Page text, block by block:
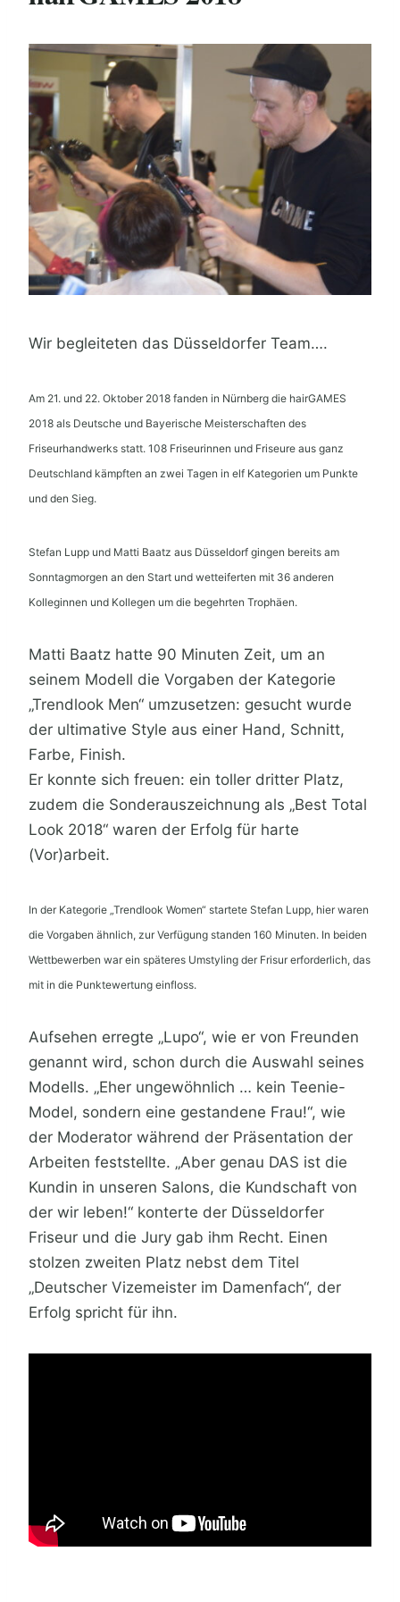
Wir begleiteten das Düsseldorfer Team….
Am 21. und 22. Oktober 2018 fanden in Nürnberg die hairGAMES
2018 als Deutsche und Bayerische Meisterschaften des
Friseurhandwerks statt. 108 Friseurinnen und Friseure aus ganz
Deutschland kämpften an zwei Tagen in elf Kategorien um Punkte
und den Sieg.
Stefan Lupp und Matti Baatz aus Düsseldorf gingen bereits am
Sonntagmorgen an den Start und wetteiferten mit 36 anderen
Kolleginnen und Kollegen um die begehrten Trophäen.
Matti Baatz hatte 90 Minuten Zeit, um an
seinem Modell die Vorgaben der Kategorie
„Trendlook Men“ umzusetzen: gesucht wurde
der ultimative Style aus einer Hand, Schnitt,
Farbe, Finish.
Er konnte sich freuen: ein toller dritter Platz,
zudem die Sonderauszeichnung als „Best Total
Look 2018“ waren der Erfolg für harte
(Vor)arbeit.
In der Kategorie „Trendlook Women“ startete Stefan Lupp, hier waren
die Vorgaben ähnlich, zur Verfügung standen 160 Minuten. In beiden
Wettbewerben war ein späteres Umstyling der Frisur erforderlich, das
mit in die Punktewertung einfloss.
Aufsehen erregte „Lupo“, wie er von Freunden
genannt wird, schon durch die Auswahl seines
Modells. „Eher ungewöhnlich … kein Teenie-
Model, sondern eine gestandene Frau!“, wie
der Moderator während der Präsentation der
Arbeiten feststellte. „Aber genau DAS ist die
Kundin in unseren Salons, die Kundschaft von
der wir leben!“ konterte der Düsseldorfer
Friseur und die Jury gab ihm Recht. Einen
stolzen zweiten Platz nebst dem Titel
„Deutscher Vizemeister im Damenfach“, der
Erfolg spricht für ihn.